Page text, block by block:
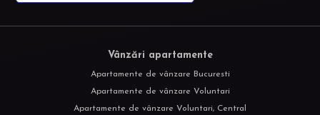
Vânzări apartamente
Apartamente de vânzare Bucuresti
Apartamente de vânzare Voluntari
Apartamente de vânzare Voluntari, Central